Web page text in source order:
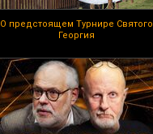
О предстоящем Турнире Святого
Георгия